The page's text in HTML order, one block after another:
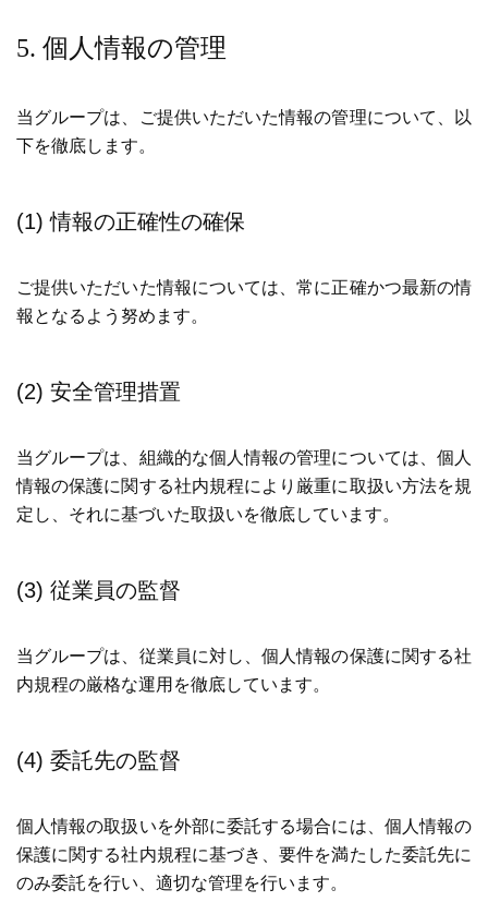
5. 個人情報の管理
当グループは、ご提供いただいた情報の管理について、以
下を徹底します。
(1) 情報の正確性の確保
ご提供いただいた情報については、常に正確かつ最新の情
報となるよう努めます。
(2) 安全管理措置
当グループは、組織的な個人情報の管理については、個人
情報の保護に関する社内規程により厳重に取扱い方法を規
定し、それに基づいた取扱いを徹底しています。
(3) 従業員の監督
当グループは、従業員に対し、個人情報の保護に関する社
内規程の厳格な運用を徹底しています。
(4) 委託先の監督
個人情報の取扱いを外部に委託する場合には、個人情報の
保護に関する社内規程に基づき、要件を満たした委託先に
のみ委託を行い、適切な管理を行います。